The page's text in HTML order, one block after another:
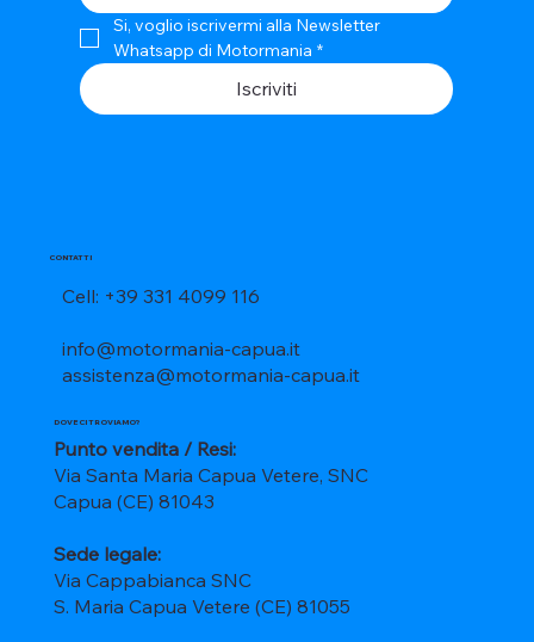
CONTATTI
Cell: +39 331 4099 116
info@motormania-capua.it
assistenza@motormania-capua.it
DOVE CI TROVIAMO?
Punto vendita / Resi:
Via Santa Maria Capua Vetere, SNC
Capua (CE) 81043
Sede legale:
Via Cappabianca SNC
S. Maria Capua Vetere (CE) 81055
Si, voglio iscrivermi alla Newsletter
Whatsapp di Motormania *
Iscriviti